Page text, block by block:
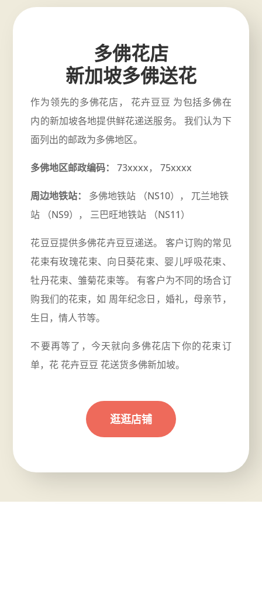
多佛花店
新加坡多佛送花
作为领先的多佛花店， 花卉豆豆 为包括多佛在
内的新加坡各地提供鲜花递送服务。 我们认为下
面列出的邮政为多佛地区。
多佛地区邮政编码： 73xxxx， 75xxxx
周边地铁站：
多佛地铁站 （NS10）， 兀兰地铁
站 （NS9）， 三巴旺地铁站 （NS11）
花豆豆提供多佛花卉豆豆递送。 客户订购的常见
花束有玫瑰花束、向日葵花束、婴儿呼吸花束、
牡丹花束、雏菊花束等。 有客户为不同的场合订
购我们的花束，如 周年纪念日，婚礼，母亲节，
生日，情人节等。
不要再等了，今天就向多佛花店下你的花束订
单，花 花卉豆豆 花送货多佛新加坡。
逛逛店铺